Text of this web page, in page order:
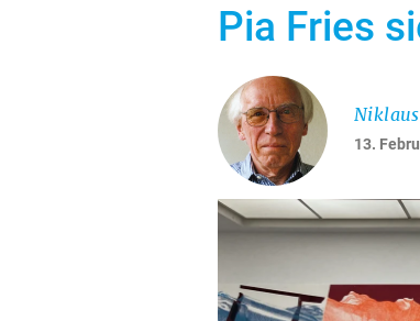
Pia Fries
13.